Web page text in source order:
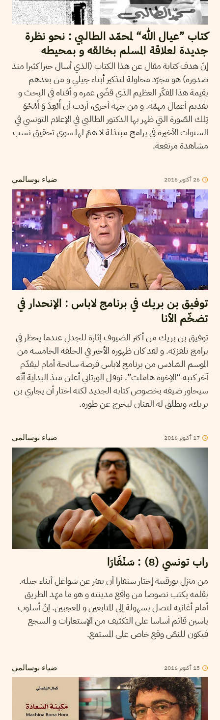
كتاب ”عيال الله“ لمحمّد الطالبي : نحو نظرة
جديدة لعلاقة المسلم بخالقه و بمحيطه
إنّ هدف كتابة مقال عن هذا الكتاب (الذي أسال حبرا كثيرا منذ
صدوره) هو مجرّد محاولة لتذكير أبناء جيلي و من بعدهم
بقيمة هذا المفكّر العظيم الذي قضّى عمره و أفناه في البحث و
تقديم أعمال مهمّة. و من جهة أخرى، أردت أن أُبْعِدَ وَ أَمْحُوَ
تِلك الصّورة التي ظهر بها الدكتور الطالبي في الإعلام التونسي في
السنوات الأخيرة في برامج مبتذلة لا همّ لها سوى تحقيق نسب
مشاهدة مرتفعة.
ضياء بوسالمي 26 أكتوبر 2016
توفيق بن بريك في برنامج لاباس : الإنحدار في
تضخّم الأنا
توفيق بن بريك من أكثر الضيوف إثارة للجدل عندما يحظر في
برامج تلفزيّة. و لقد كان ظهوره الأخير في الحلقة الخامسة من
الموسم السّادس من برنامج لاباس فرصة سانحة أمام ليقدّم
آخر كتبه “الإخوة هاملت”. نوفل الورتاني أعلن منذ البداية أنّه
سيحاور ضيفه بخصوص كتابه الجديد لكنه اختار أن يجاري بن
بريك، ويطلق له العنان ليخرج عن طوره.
ضياء بوسالمي 17 أكتوبر 2016
راب تونسي (8) : سَنْفَارَا
من منزل بورقيبة إختار سنفارا أن يعبّر عن شواغل أبناء جيله.
بقلمه يكتب نصوصا من واقع مدينته و هو ما مهّد الطريق
أمام أغانيه لتصل بسهولة إلى المتابعين و المعجبين. إنّ أسلوب
ياسين قائم أساسا على التكثيف من الإستعارات و السجع
فيكون للنصّ وقع خاص على المستمع.
ضياء بوسالمي 15 أكتوبر 2016